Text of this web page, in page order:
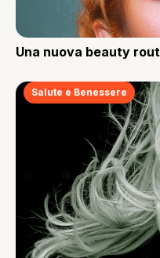
Una nuova beauty
Salute e Benessere